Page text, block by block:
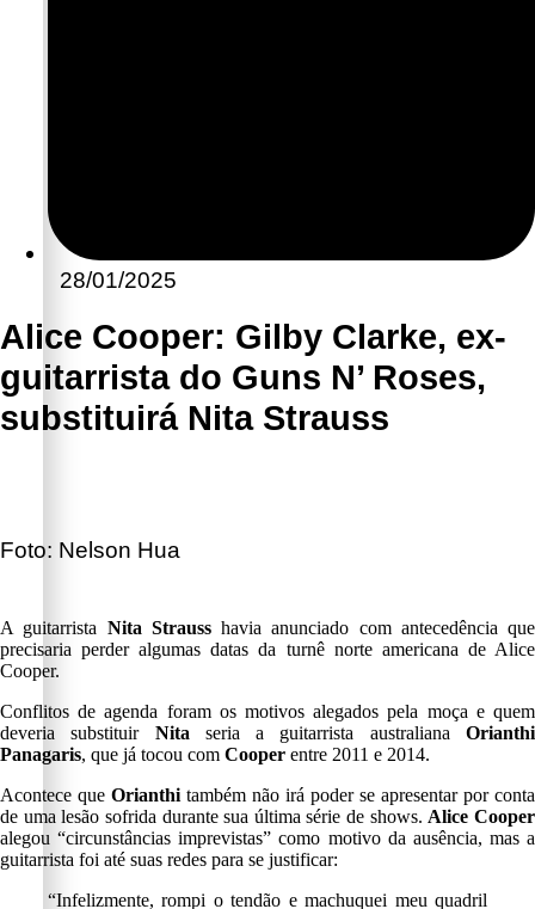
28/01/2025
Alice Cooper: Gilby Clarke, ex-
guitarrista do Guns N’ Roses,
substituirá Nita Strauss
Foto: Nelson Hua
A guitarrista Nita Strausshavia anunciado com antecedência que
precisaria perder algumas datas da turnê norte americana de Alice
Cooper.
Conflitos de agenda foram os motivos alegados pela moça e quem
deveria substituir Nita seria a guitarrista australianaOrianthi
Panagaris, que já tocou com Cooper entre 2011 e 2014.
Acontece que Orianthi também não irá poder se apresentar por conta
de uma lesão sofrida durante sua última série de shows. Alice Cooper
alegou “circunstâncias imprevistas” como motivo da ausência, mas a
guitarrista foi até suas redes para se justificar:
“Infelizmente, rompi o tendão e machuquei meu quadril